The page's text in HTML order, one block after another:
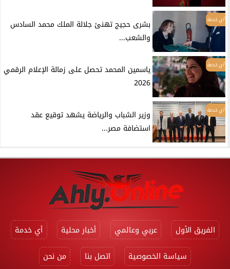
أي خدمة
بشرى حجيج تهنئ جلالة الملك محمد السادس
والشعب...
أي خدمة
ياسمين المحمد تحصل على زمالة الإعلام الرقمي
2026
أي خدمة
وزير الشباب والرياضة يشهد توقيع عقد
استضافة مصر...
الفريق الأول عربي وعالمي أخبار محلية
أي خدمة
سياسة الخصوصية
اتصل بنا من نحن